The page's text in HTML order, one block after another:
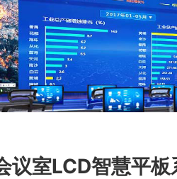
议室LCD智慧平板